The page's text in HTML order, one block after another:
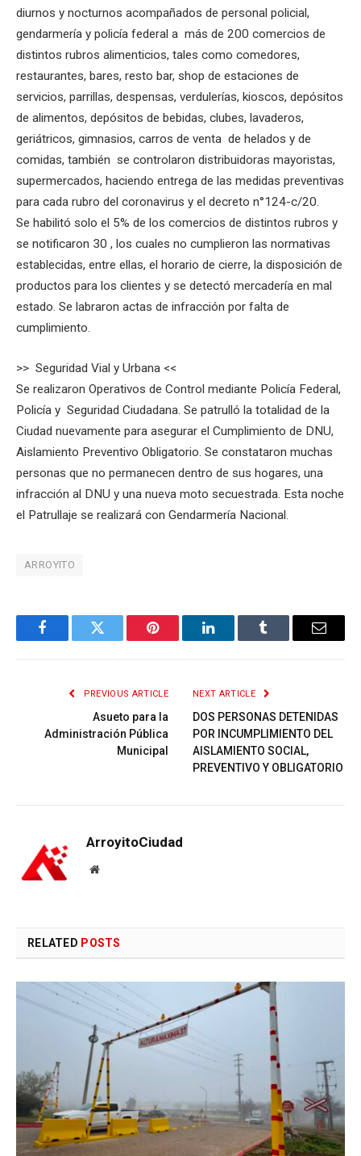
diurnos y nocturnos acompañados de personal policial,
gendarmería y policía federal a más de 200 comercios de
distintos rubros alimenticios, tales como comedores,
restaurantes, bares, resto bar, shop de estaciones de
servicios, parrillas, despensas, verdulerías, kioscos, depósitos
de alimentos, depósitos de bebidas, clubes, lavaderos,
geriátricos, gimnasios, carros de venta de helados y de
comidas, también se controlaron distribuidoras mayoristas,
supermercados, haciendo entrega de las medidas preventivas
para cada rubro del coronavirus y el decreto n°124-c/20.
Se habilitó solo el 5% de los comercios de distintos rubros y
se notificaron 30 , los cuales no cumplieron las normativas
establecidas, entre ellas, el horario de cierre, la disposición de
productos para los clientes y se detectó mercadería en mal
estado. Se labraron actas de infracción por falta de
cumplimiento.
>> Seguridad Vial y Urbana <<
Se realizaron Operativos de Control mediante Policía Federal,
Policía y Seguridad Ciudadana. Se patrulló la totalidad de la
Ciudad nuevamente para asegurar el Cumplimiento de DNU,
Aislamiento Preventivo Obligatorio. Se constataron muchas
personas que no permanecen dentro de sus hogares, una
infracción al DNU y una nueva moto secuestrada. Esta noche
el Patrullaje se realizará con Gendarmería Nacional.
ARROYITO
FacebookTwitter Pinterest LinkedInTumblr Email
PREVIOUS ARTICLE
Asueto para la
Administración Pública
Municipal
NEXT ARTICLE
DOS PERSONAS DETENIDAS
POR INCUMPLIMIENTO DEL
AISLAMIENTO SOCIAL,
PREVENTIVO Y OBLIGATORIO
ArroyitoCiudad
Website
RELATED POSTS